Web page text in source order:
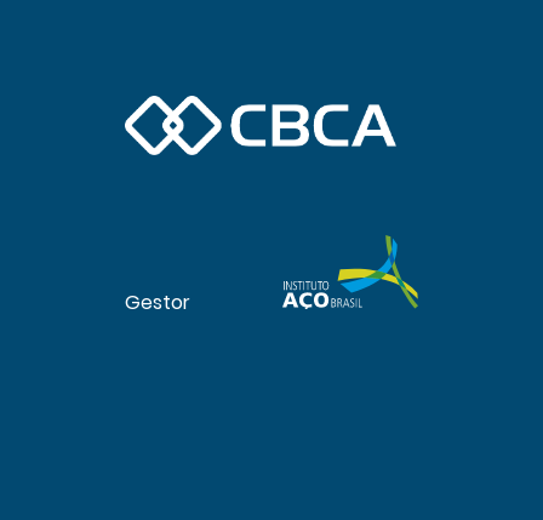
Gestor